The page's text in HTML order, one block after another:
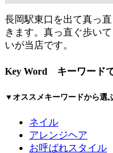
長岡駅東口を出て真っ
きます。真っ直ぐ歩い
いが当店です。
Key Word キーワード
▼オススメキーワードから選
ネイル
アレンジヘア
お呼ばれスタイル